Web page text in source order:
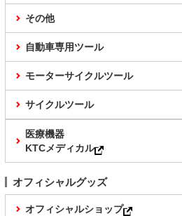
その他
自動車専用ツール
モーターサイクルツール
サイクルツール
医療機器
KTCメディカル
オフィシャルグッズ
オフィシャルショップ